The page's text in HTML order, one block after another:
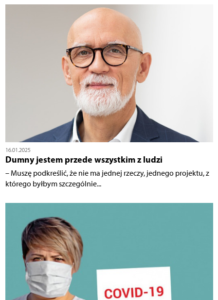
16.01.2025
Dumny jestem przede wszystkim z ludzi
– Muszę podkreślić, że nie ma jednej rzeczy, jednego projektu, z
którego byłbym szczególnie...